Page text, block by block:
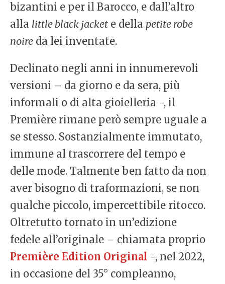
bizantini e per il Barocco, e dall’altro
alla little black jacket e della petite robe
noire da lei inventate.
Declinato negli anni in innumerevoli
versioni – da giorno e da sera, più
informali o di alta gioielleria -, il
Première rimane però sempre uguale a
se stesso. Sostanzialmente immutato,
immune al trascorrere del tempo e
delle mode. Talmente ben fatto da non
aver bisogno di traformazioni, se non
qualche piccolo, impercettibile ritocco.
Oltretutto tornato in un’edizione
fedele all’originale – chiamata proprio
Première Edition Original -, nel 2022,
in occasione del 35° compleanno,